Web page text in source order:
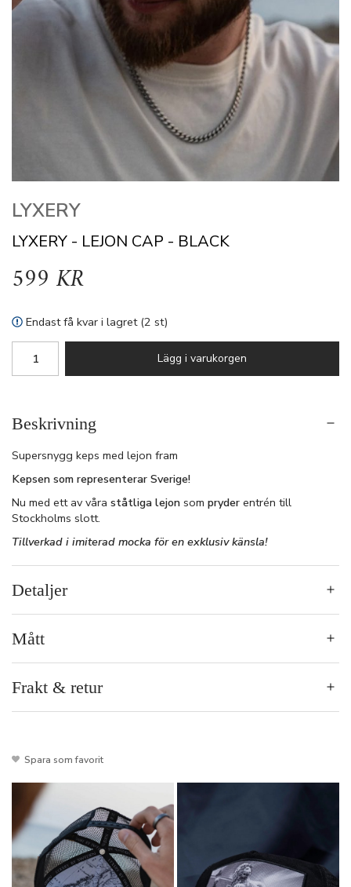
LYXERY
LYXERY - LEJON CAP - BLACK
599 KR
Endast få kvar i lagret (2 st)
Lägg i varukorgen
Beskrivning
Supersnygg keps med lejon fram
Kepsen som representerar Sverige!
Nu med ett av våra ståtliga lejon som pryder entrén till
Stockholms slott.
Tillverkad i imiterad mocka för en exklusiv känsla!
Detaljer
Mått
Frakt & retur
Spara som favorit